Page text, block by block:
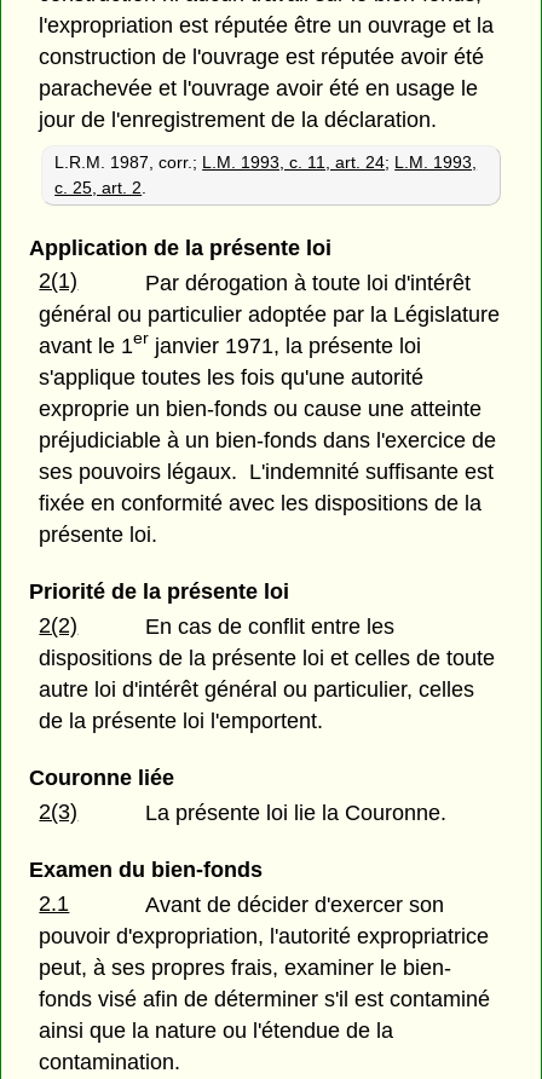
l'expropriation est réputée être un ouvrage et la
construction de l'ouvrage est réputée avoir été
parachevée et l'ouvrage avoir été en usage le
jour de l'enregistrement de la déclaration.
L.R.M. 1987, corr.; L.M. 1993, c. 11, art. 24; L.M. 1993,
c. 25, art. 2.
Application de la présente loi
2(1)
Par dérogation à toute loi d'intérêt
général ou particulier adoptée par la Législature
avant le 1er janvier 1971, la présente loi
s'applique toutes les fois qu'une autorité
exproprie un bien-fonds ou cause une atteinte
préjudiciable à un bien-fonds dans l'exercice de
ses pouvoirs légaux. L'indemnité suffisante est
fixée en conformité avec les dispositions de la
présente loi.
Priorité de la présente loi
2(2)
En cas de conflit entre les
dispositions de la présente loi et celles de toute
autre loi d'intérêt général ou particulier, celles
de la présente loi l'emportent.
Couronne liée
2(3)
La présente loi lie la Couronne.
Examen du bien-fonds
2.1
Avant de décider d'exercer son
pouvoir d'expropriation, l'autorité expropriatrice
peut, à ses propres frais, examiner le bien-
fonds visé afin de déterminer s'il est contaminé
ainsi que la nature ou l'étendue de la
contamination.